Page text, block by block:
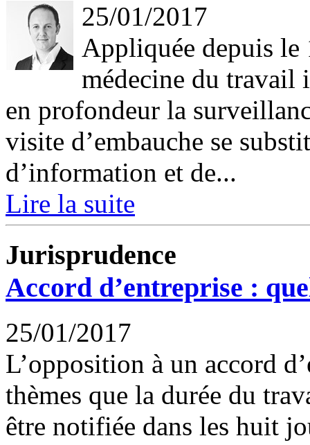
25/01/2017
Appliquée depuis le
médecine du
en profondeur la
visite d’embauche se
d’information et de...
Lire la suite
Jurisprudence
Accord d’entreprise :
25/01/2017
L’opposition à un accord
thèmes que la durée du
être notifiée dans les huit